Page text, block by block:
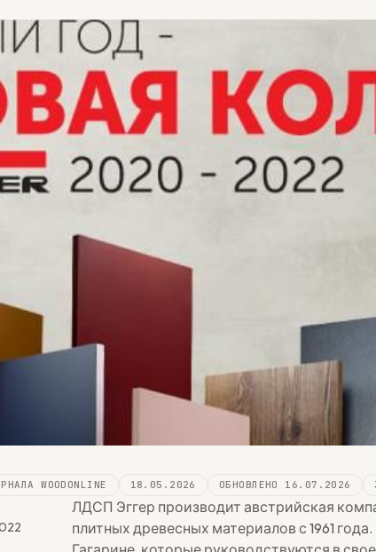
WOODONLINE 18.05.2026 ОБНОВЛЕНО 16.07.2026
ЛДСП Эггер производит австрийская
плитных древесных материалов с 1961